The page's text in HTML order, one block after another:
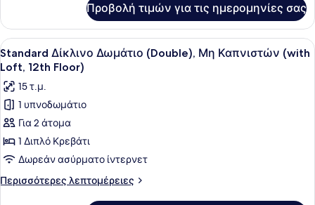
High
Ceiling)
Μονόκλινο
Δωμάτιο,
Μη
Καπνιστών
(with
High
Ceiling)
Προβολή τιμών για τις ημερομηνίες σας
Προβολή
όλων
των
φωτογραφιών
για
Standard
Δίκλινο
Δωμάτιο
(Double),
Μη
Ένα δωμάτιο ξενοδοχείου με ένα
4
Standard Δίκλινο Δωμάτιο (Double), Μη Καπνιστών (with
Loft, 12th Floor)
15 τ.μ.
1 υπνοδωμάτιο
Για 2 άτομα
1 Διπλό Κρεβάτι
Δωρεάν ασύρματο ίντερνετ
Περισσότερες λεπτομέρειες
Περισσότερες